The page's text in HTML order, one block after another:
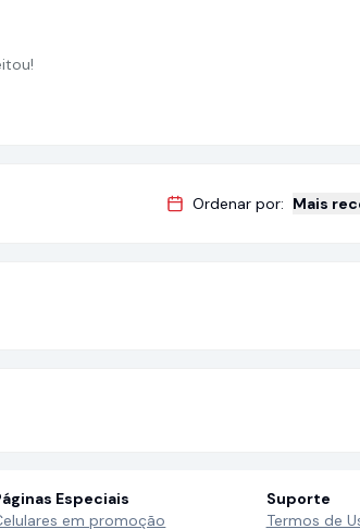
Ordenar por: Mais
Especiais
em promoção
Suporte
Termos de